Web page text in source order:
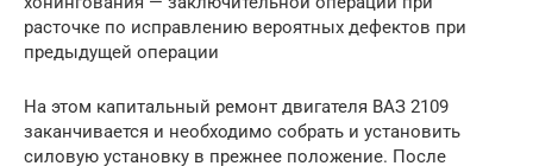
расточке по исправлению вероятных дефектов при
предыдущей операции
На этом капитальный ремонт двигателя ВАЗ 2109
заканчивается и необходимо собрать и установить
силовую установку в прежнее положение. После